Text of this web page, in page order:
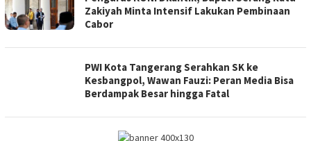
Zakiyah Minta Intensif Lakukan Pembinaan
Cabor
PWI Kota Tangerang Serahkan SK ke
Kesbangpol, Wawan Fauzi: Peran Media Bisa
Berdampak Besar hingga Fatal